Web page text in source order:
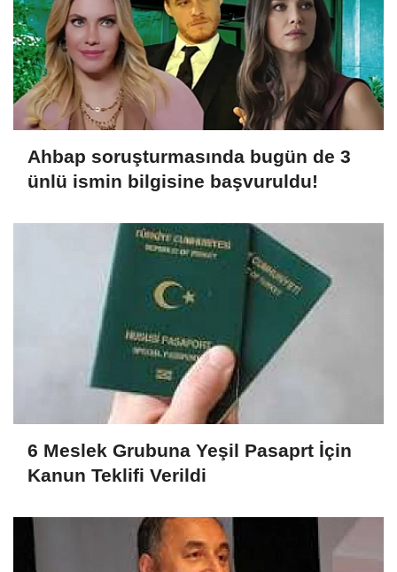
Ahbap soruşturmasında bugün de 3
ünlü ismin bilgisine başvuruldu!
6 Meslek Grubuna Yeşil Pasaprt İçin
Kanun Teklifi Verildi